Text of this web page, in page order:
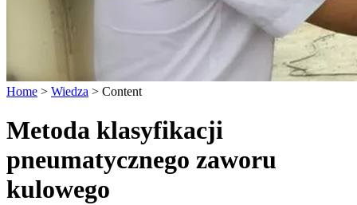
Home > Wiedza > Content
Metoda klasyfikacji
pneumatycznego zaworu
kulowego